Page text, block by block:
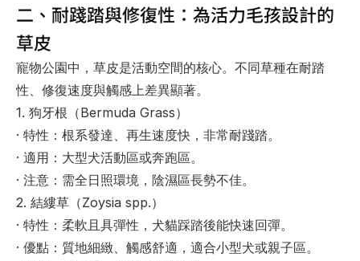
二、耐踐踏與修復性：為活力毛孩設計的
草皮
寵物公園中，草皮是活動空間的核心。不同草種在耐踏
性、修復速度與觸感上差異顯著。
1. 狗牙根（Bermuda Grass）
· 特性 ：根系發達、再生速度快，非常耐踐踏。
· 適用 ：大型犬活動區或奔跑區。
· 注意 ：需全日照環境，陰濕區長勢不佳。
2. 結縷草（Zoysia spp.）
· 特性 ：柔軟且具彈性，犬貓踩踏後能快速回彈。
· 優點 ：質地細緻、觸感舒適，適合小型犬或親子區。